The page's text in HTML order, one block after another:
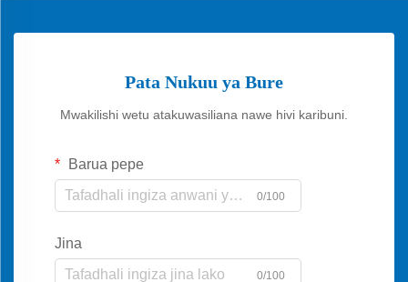
Pata Nukuu ya Bure
Mwakilishi wetu atakuwasiliana nawe hivi karibuni.
Barua pepe
0/100
Jina
0/100